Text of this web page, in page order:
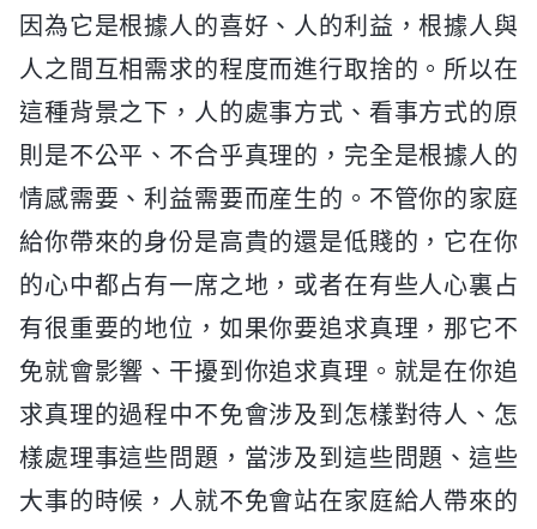
因為它是根據人的喜好、人的利益，根據人與
人之間互相需求的程度而進行取捨的。所以在
這種背景之下，人的處事方式、看事方式的原
則是不公平、不合乎真理的，完全是根據人的
情感需要、利益需要而産生的。不管你的家庭
給你帶來的身份是高貴的還是低賤的，它在你
的心中都占有一席之地，或者在有些人心裏占
有很重要的地位，如果你要追求真理，那它不
免就會影響、干擾到你追求真理。就是在你追
求真理的過程中不免會涉及到怎樣對待人、怎
樣處理事這些問題，當涉及到這些問題、這些
大事的時候，人就不免會站在家庭給人帶來的